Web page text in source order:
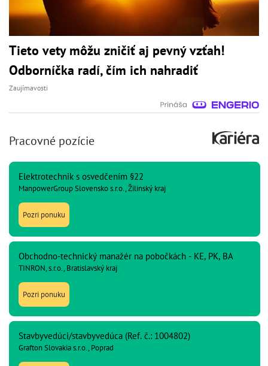
Tieto vety môžu zničiť aj pevný vzťah!
Odborníčka radí, čím ich nahradiť
Zaujímavosti
Pracovné pozície
Elektrotechnik s osvedčením §22
ManpowerGroup Slovensko s.r.o., Žilinský kraj
Pozri ponuku
Obchodno-technický manažér na pobočkách - KE, PK, BA
TINRON, s.r.o., Bratislavský kraj
Pozri ponuku
Stavbyvedúci/stavbyvedúca (Ref. č.: 1004802)
Grafton Slovakia s.r.o., Poprad